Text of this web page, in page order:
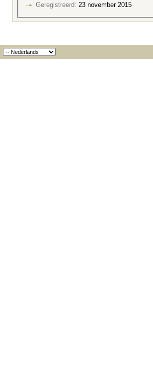
Geregistreerd: 23 november 2015